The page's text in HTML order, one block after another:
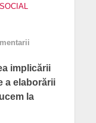
SOCIAL
implicării
a elaborării
la